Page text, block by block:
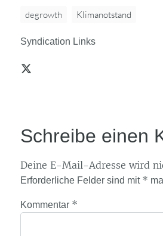
degrowth Klimanotstand
Syndication Links
Schreibe einen
Deine E-Mail-Adresse wird
Erforderliche Felder sind mit *
Kommentar *